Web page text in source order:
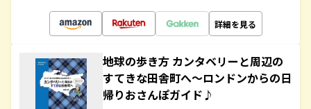
詳細を見る
地球の歩き方 カンタベリーと周辺の
すてきな田舎町へ～ロンドンからの日
帰りおさんぽガイド♪